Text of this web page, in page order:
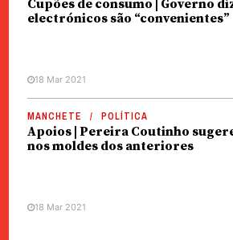
Cupões de consumo | Governo
electrónicos são “convenientes”
18 Mar 2021
MANCHETE POLÍTICA
Apoios | Pereira Coutinho
nos moldes dos anteriores
18 Mar 2021